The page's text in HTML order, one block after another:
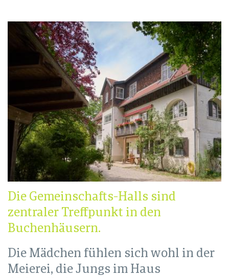
Die Gemeinschafts-Halls sind
zentraler Treffpunkt in den
Buchenhäusern.
Die Mädchen fühlen sich wohl in der
Meierei, die Jungs im Haus